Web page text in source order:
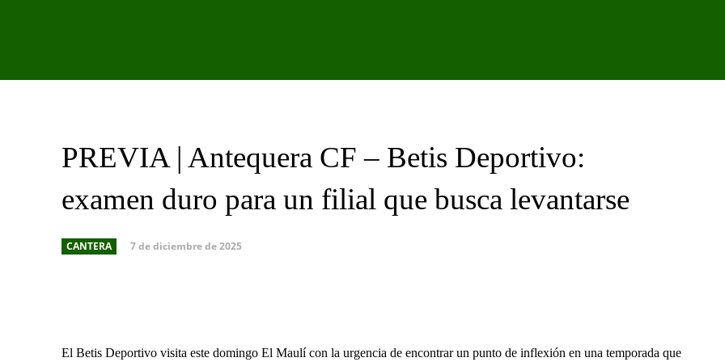
PREVIA | Antequera CF – Betis Deportivo:
examen duro para un filial que busca levantarse
CANTERA 7 de diciembre de 2025
El Betis Deportivo visita este domingo El Maulí con la urgencia de encontrar un punto de inflexión en una temporada que